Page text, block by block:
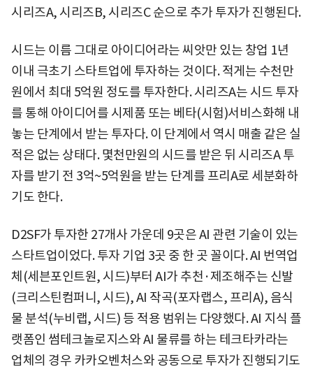
시리즈A, 시리즈B, 시리즈C 순으로 추가 투자가 진행된다.
시드는 이름 그대로 아이디어라는 씨앗만 있는 창업 1년
이내 극초기 스타트업에 투자하는 것이다. 적게는 수천만
원에서 최대 5억원 정도를 투자한다. 시리즈A는 시드 투자
를 통해 아이디어를 시제품 또는 베타(시험)서비스화해 내
놓는 단계에서 받는 투자다. 이 단계에서 역시 매출 같은 실
적은 없는 상태다. 몇천만원의 시드를 받은 뒤 시리즈A 투
자를 받기 전 3억~5억원을 받는 단계를 프리A로 세분화하
기도 한다.
D2SF가 투자한 27개사 가운데 9곳은 AI 관련 기술이 있는
스타트업이었다. 투자 기업 3곳 중 한 곳 꼴이다. AI 번역업
체(세븐포인트원, 시드)부터 AI가 추천·제조해주는 신발
(크리스틴컴퍼니, 시드), AI 작곡(포자랩스, 프리A), 음식
물 분석(누비랩, 시드) 등 적용 범위는 다양했다. AI 지식 플
랫폼인 썸테크놀로지스와 AI 물류를 하는 테크타카라는
업체의 경우 카카오벤처스와 공동으로 투자가 진행되기도